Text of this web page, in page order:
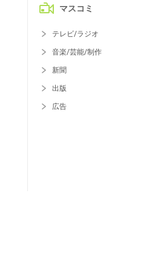
マスコミ
テレビ/ラジオ
音楽/芸能/制作
新聞
出版
広告